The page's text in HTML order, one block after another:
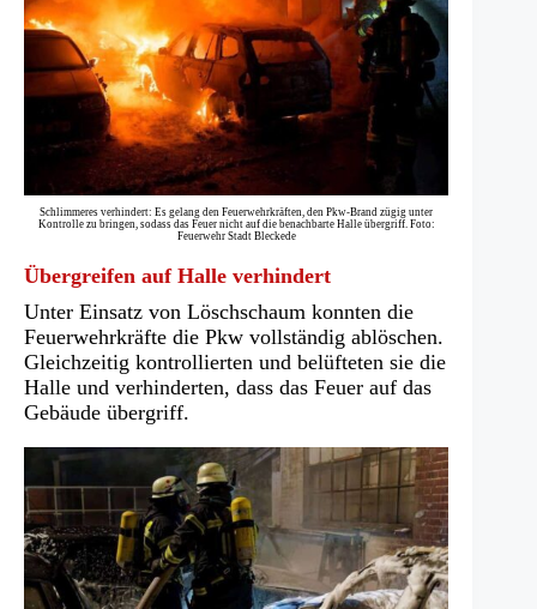
Schlimmeres verhindert: Es gelang den Feuerwehrkräften, den Pkw-Brand zügig unter
Kontrolle zu bringen, sodass das Feuer nicht auf die benachbarte Halle übergriff. Foto:
Feuerwehr Stadt Bleckede
Übergreifen auf Halle verhindert
Unter Einsatz von Löschschaum konnten die
Feuerwehrkräfte die Pkw vollständig ablöschen.
Gleichzeitig kontrollierten und belüfteten sie die
Halle und verhinderten, dass das Feuer auf das
Gebäude übergriff.